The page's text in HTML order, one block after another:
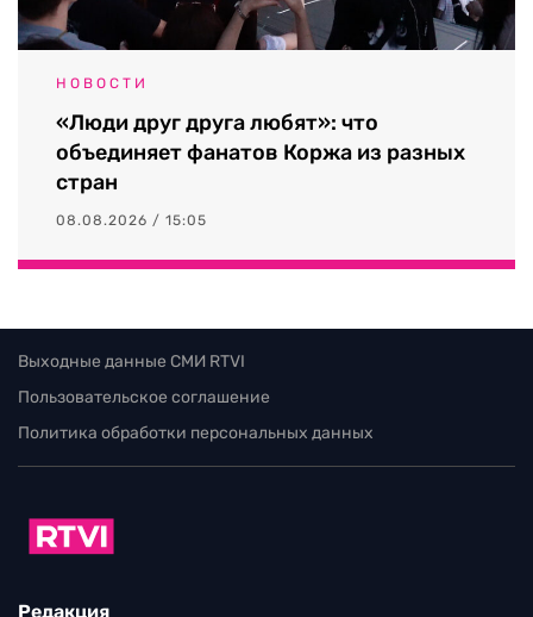
НОВОСТИ
«Люди друг друга любят»: что
объединяет фанатов Коржа из разных
стран
08.08.2026 / 15:05
Выходные данные СМИ RTVI
Пользовательское соглашение
Политика обработки персональных данных
Редакция